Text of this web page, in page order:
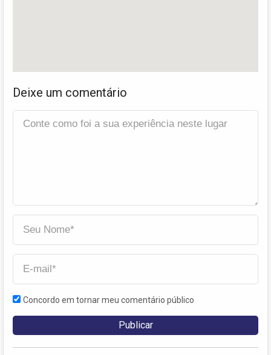
Deixe um comentário
Concordo em tornar meu comentário público